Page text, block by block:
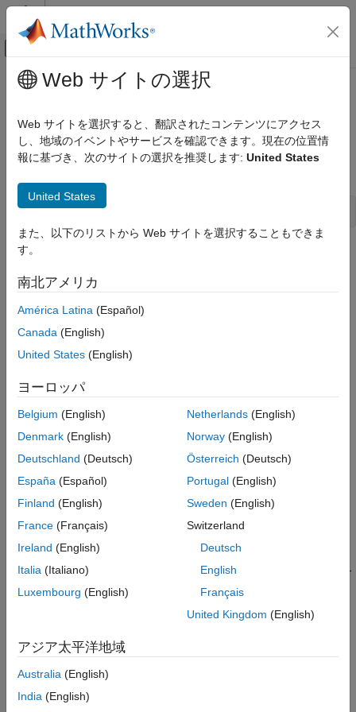
コンテンツへスキップ
オフキャンバス ナビゲーション メ
ドキュメンテーションのホーム
Block and Blockset Authoring
Author Block Algorithms
Author Blocks Using C MEX S-Functions
Configure C/C++ S-Function Features
ssGetRealDiscStates
Syntax
Description
Languages
See Also
Version History
メインコンテンツ
ssGetRealDiscStates
Get a block's discrete state vector
real_T *ssGetRealDiscStates(SimStruct *S)
Arguments
S
Returns
The discrete state vector as an array of
ssGetNumDiscStates(S)
Description
Same asssGetDiscStates
Languages
C, C++
Examples
See the S-function used insfcndemo_dsfunc
and the S-
function
vsfunc.c used in sfcndemo_vsfunc
ssGetDiscStates
Version History
Web サイトの選択
Web サイトを選択すると、翻訳されたコンテンツにアクセス
し、地域のイベントやサービスを確認できます。現在の位置情
報に基づき、次のサイトの選択を推奨します: United States
United States
また、以下のリストから Web サイトを選択することもできま
す。
南北アメリカ
América Latina (Español)
Canada (English)
United States (English)
ヨーロッパ
Belgium (English)
Denmark (English)
Deutschland (Deutsch)
España (Español)
Finland (English)
France (Français)
Ireland (English)
Italia (Italiano)
Luxembourg (English)
Netherlands(English)
Norway(English)
Österreich (Deutsch)
Portugal(English)
Sweden (English)
Switzerland
Deutsch
English
Français
United Kingdom (English)
アジア太平洋地域
Australia (English)
India (English)